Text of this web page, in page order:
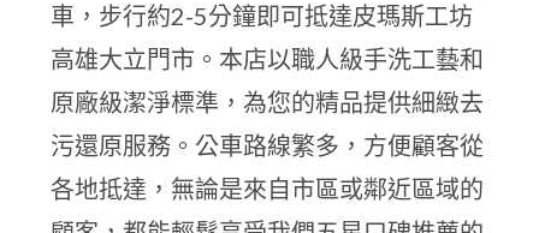
車，步行約2-5分鐘即可抵達皮瑪斯工坊
高雄大立門市。本店以職人級手洗工藝和
原廠級潔淨標準，為您的精品提供細緻去
污還原服務。公車路線繁多，方便顧客從
各地抵達，無論是來自市區或鄰近區域的